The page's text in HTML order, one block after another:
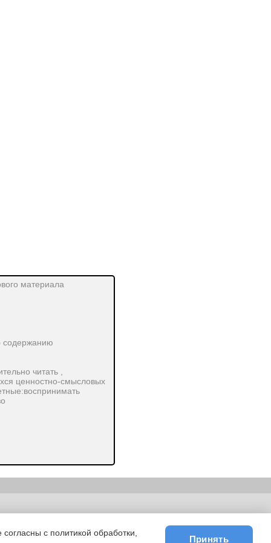
материала
содержанию
читать ,
ценностно-смысловых
|E-mail
с политикой обработки,
Принять